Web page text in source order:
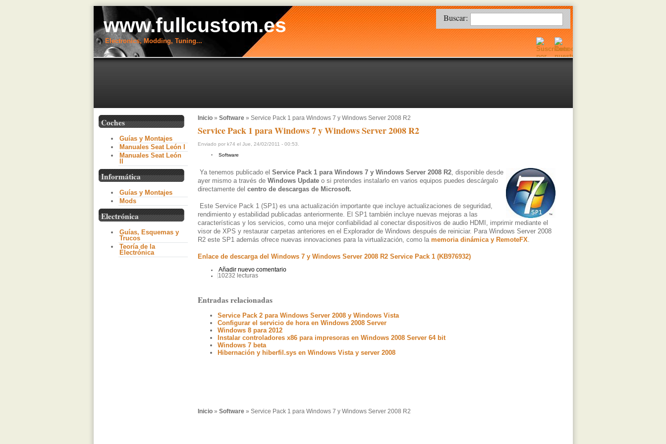
www.fullcustom.es
Electronics, Modding, Tuning...
Buscar:
Coches
Guías y Montajes
Manuales Seat León I
Manuales Seat León
Informática
Guías y Montajes
Mods
Electrónica
Guías, Esquemas y
Trucos
Teoría de la
Electrónica
Inicio» Software» Service Pack 1 para Windows 7 y Windows Server 2008 R2
Service Pack 1 para Windows 7 y Windows Server 2008 R2
Enviado por k74 el Jue, 24/02/2011 - 00:53.
Software
Ya tenemos publicado el Service Pack 1 para Windows 7 y Windows Server 2008 R2, disponible desde
ayer mismo a través de Windows Updateo si pretendes instalarlo en varios equipos puedes descárgalo
directamente del centro de descargas de Microsoft.
Este Service Pack 1 (SP1) es una actualización importante que incluye actualizaciones de seguridad,
rendimiento y estabilidad publicadas anteriormente. El SP1 también incluye nuevas mejoras a las
características y los servicios, como una mejor confiabilidad al conectar dispositivos de audio HDMI, imprimir mediante el
visor de XPS y restaurar carpetas anteriores en el Explorador de Windows después de reiniciar. Para Windows Server 2008
R2 este SP1 además ofrece nuevas innovaciones para la virtualización, como la memoria dinámica y RemoteFX.
Enlace de descarga del Windows 7 y Windows Server 2008 R2 Service Pack 1 (KB976932)
Añadir nuevo comentario
10232 lecturas
Entradas relacionadas
Service Pack 2 para Windows Server 2008 y Windows Vista
Configurar el servicio de hora en Windows 2008 Server
Windows 8 para 2012
Instalar controladores x86 para impresoras en Windows 2008 Server 64 bit
Windows 7 beta
Hibernación y hiberfil.sys en Windows Vista y server 2008
Inicio» Software» Service Pack 1 para Windows 7 y Windows Server 2008 R2